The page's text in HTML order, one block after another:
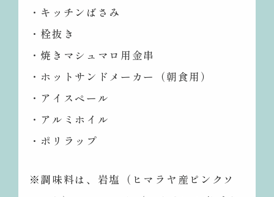
・キッチンばさみ
・栓抜き
・焼きマシュマロ用金串
・ホットサンドメーカー（朝食用）
・アイスペール
・アルミホイル
・ポリラップ
※調味料は、岩塩（ヒマラヤ産ピンクソ